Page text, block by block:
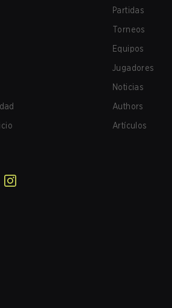
Partidas
Torneos
Equipos
Jugadores
Noticias
Authors
Artículos